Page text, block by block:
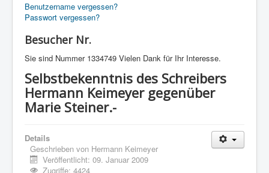
Benutzername vergessen?
Passwort vergessen?
Besucher Nr.
Sie sind Nummer 1334749 Vielen Dank für Ihr Interesse.
Selbstbekenntnis des Schreibers
Hermann Keimeyer gegenüber
Marie Steiner.-
Details
Geschrieben von Hermann Keimeyer
Veröffentlicht: 09. Januar 2009
Zugriffe: 4424